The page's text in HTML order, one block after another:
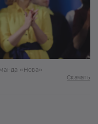
«Нова»
Скачать